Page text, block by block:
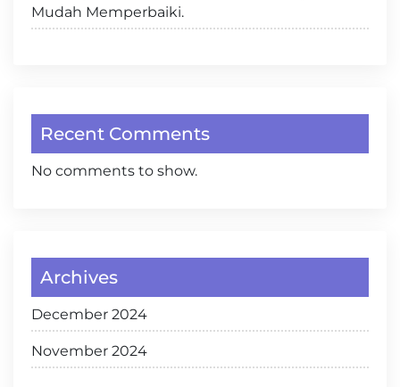
Mudah Memperbaiki.
Recent Comments
No comments to show.
Archives
December 2024
November 2024